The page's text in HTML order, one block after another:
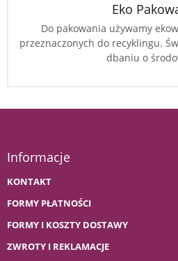
Eko
Do pakowania używamy
przeznaczonych do recyklingu.
dbaniu o
Informacje
KONTAKT
FORMY PŁATNOŚCI
FORMY I KOSZTY DOSTAWY
ZWROTY I REKLAMACJE